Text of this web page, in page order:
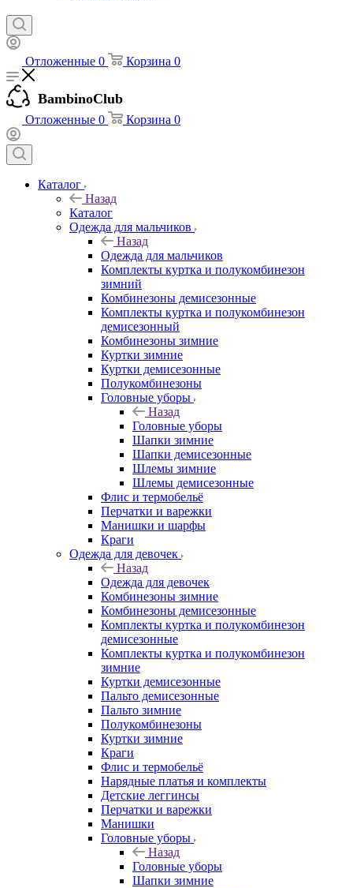
Отложенные 0 Корзина 0
BambinoClub
Отложенные 0 Корзина 0
Каталог
Назад
Каталог
Одежда для мальчиков
Назад
Одежда для мальчиков
Комплекты куртка и полукомбинезон
зимний
Комбинезоны демисезонные
Комплекты куртка и полукомбинезон
демисезонный
Комбинезоны зимние
Куртки зимние
Куртки демисезонные
Полукомбинезоны
Головные уборы
Назад
Головные уборы
Шапки зимние
Шапки демисезонные
Шлемы зимние
Шлемы демисезонные
Флис и термобельё
Перчатки и варежки
Манишки и шарфы
Краги
Одежда для девочек
Назад
Одежда для девочек
Комбинезоны зимние
Комбинезоны демисезонные
Комплекты куртка и полукомбинезон
демисезонные
Комплекты куртка и полукомбинезон
зимние
Куртки демисезонные
Пальто демисезонные
Пальто зимние
Полукомбинезоны
Куртки зимние
Краги
Флис и термобельё
Нарядные платья и комплекты
Детские леггинсы
Перчатки и варежки
Манишки
Головные уборы
Назад
Головные уборы
Шапки зимние